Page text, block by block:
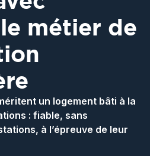
métier de
un logement bâti à la
: fiable, sans
à l’épreuve de leur